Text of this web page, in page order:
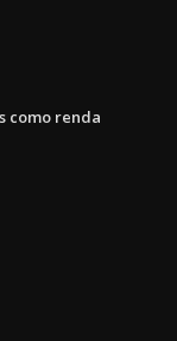
como renda